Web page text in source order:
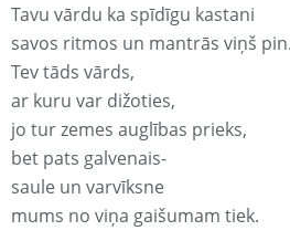
Tavu vārdu ka spīdīgu kastani
savos ritmos un mantrās viņš pin.
Tev tāds vārds,
ar kuru var dižoties,
jo tur zemes auglības prieks,
bet pats galvenais-
saule un varvīksne
mums no viņa gaišumam tiek.